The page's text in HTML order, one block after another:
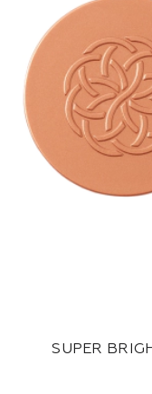
SUPER